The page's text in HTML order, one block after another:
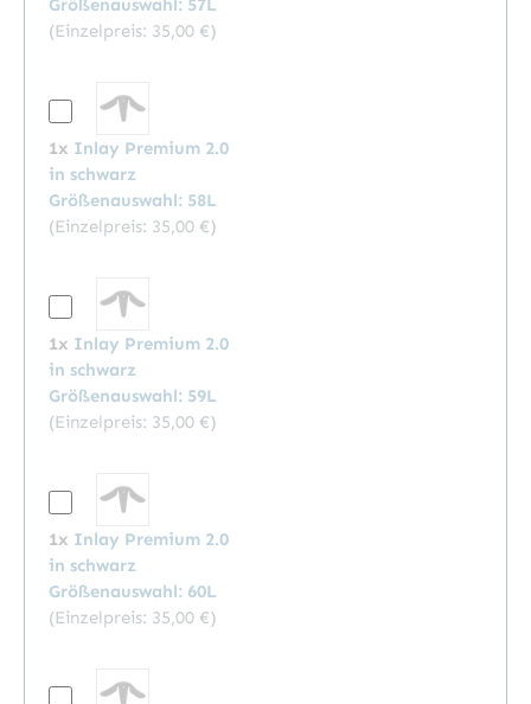
Größenauswahl: 57L
(Einzelpreis: 35,00 €)
1x Inlay Premium 2.0
in schwarz
Größenauswahl: 58L
(Einzelpreis: 35,00 €)
1x Inlay Premium 2.0
in schwarz
Größenauswahl: 59L
(Einzelpreis: 35,00 €)
1x Inlay Premium 2.0
in schwarz
Größenauswahl: 60L
(Einzelpreis: 35,00 €)